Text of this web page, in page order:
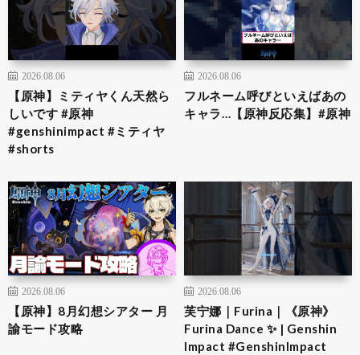
2026.08.06
【原神】ミティヤくん天然ら
しいです #原神
#genshinimpact #ミティヤ
#shorts
2026.08.06
フルネーム呼びといえばあの
キャラ…【原神反応集】#原神
2026.08.06
【原神】8月幻想シアター 月
諭モード攻略
2026.08.06
芙宁娜｜Furina｜《原神》
Furina Dance ✨ | Genshin
Impact #GenshinImpact